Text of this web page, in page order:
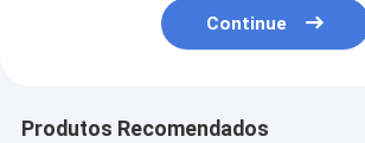
Continue
Produtos Recomendados